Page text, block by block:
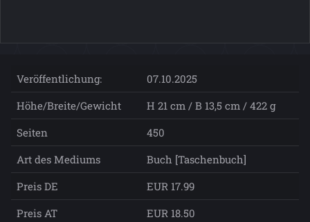
Veröffentlichung:
07.10.2025
Höhe/Breite/Gewicht
H 21 cm / B 13,5 cm / 422 g
Seiten
450
Art des Mediums
Buch [Taschenbuch]
Preis DE
EUR 17.99
Preis AT
EUR 18.50